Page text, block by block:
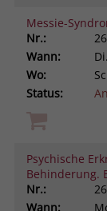
Messie-
Nr.:
Wann:
Di.
Wo:
Status:
Psychische
Behinderung.
Nr.:
Wann: